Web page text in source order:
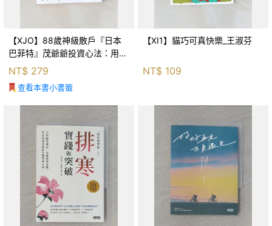
【XJO】88歲神級散戶『日本
巴菲特』茂爺爺投資心法：用
「126法則」滾出18億円資產的
69年股海交易術_藤本茂, 賴惠
鈴
NT$ 279
查看本書小書籤
【XI1】貓巧可真快樂_王淑芬
NT$ 109